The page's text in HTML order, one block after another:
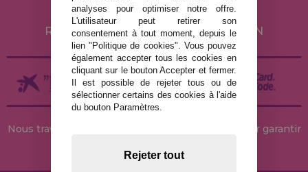
LIVRAISON ET RETOUR
RETOURS / DROIT DE RÉTRACTATION
Nous travaillons avec des stocks permanents pour garantir
analyses pour optimiser notre offre.
L'utilisateur peut retirer son
consentement à tout moment, depuis le
lien "Politique de cookies". Vous pouvez
également accepter tous les cookies en
cliquant sur le bouton Accepter et fermer.
Il est possible de rejeter tous ou de
sélectionner certains des cookies à l'aide
du bouton Paramètres.
Rejeter tout